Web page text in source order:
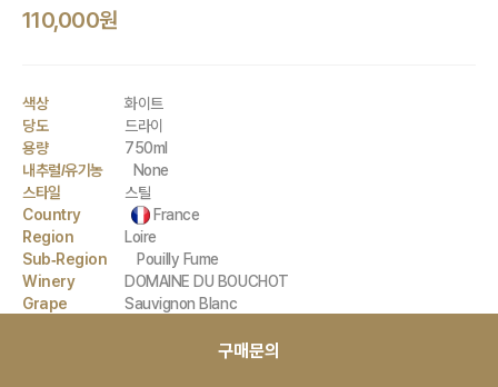
110,000원
색상
화이트
당도
드라이
용량
750ml
내추럴/유기농
None
스타일
스틸
Country
France
Region
Loire
Sub-Region
Pouilly Fume
Winery
DOMAINE DU BOUCHOT
Grape
Sauvignon Blanc
구매문의